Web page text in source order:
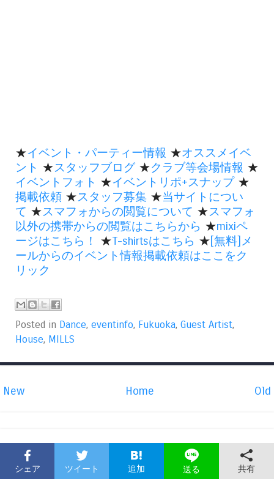
★イベント・パーティー情報 ★オススメイベ
ント ★スタッフブログ ★クラブ等会場情報 ★
イベントフォト ★イベントリポ+スナップ★
掲載依頼 ★スタッフ募集 ★当サイトについ
て ★スマフォからの閲覧について ★スマフォ
以外の携帯からの閲覧はこちらから ★mixiペ
ージはこちら！
★T-shirtsはこちら ★[無料]メ
ールからのイベント情報掲載依頼はここをク
リック
Posted in Dance, eventinfo, Fukuoka, Guest Artist,
House, MILLS
New Old
Home
シェア ツイート 追加 送る 共有